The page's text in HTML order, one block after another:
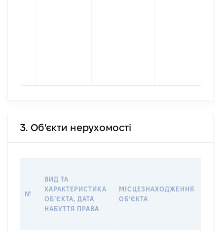
3. Об'єкти нерухомості
№
ВИД ТА
ХАРАКТЕРИСТИКА
ОБʼЄКТА, ДАТА
НАБУТТЯ ПРАВА
МІСЦЕЗНАХОДЖЕННЯ
ОБʼЄКТА